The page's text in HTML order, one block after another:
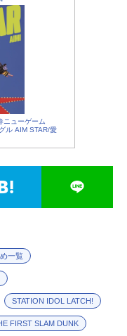
ニューゲーム
ル AIM STAR/愛
一覧
STATION IDOL LATCH!
FIRST SLAM DUNK